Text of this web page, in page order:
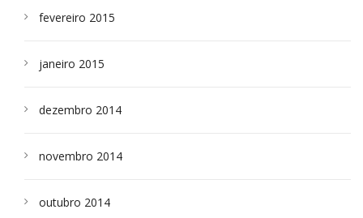
fevereiro 2015
janeiro 2015
dezembro 2014
novembro 2014
outubro 2014